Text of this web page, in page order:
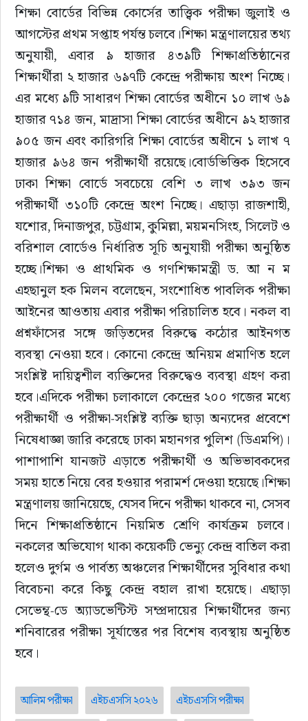
শিক্ষা বোর্ডের বিভিন্ন কোর্সের তাত্ত্বিক পরীক্ষা জুলাই ও
আগস্টের প্রথম সপ্তাহ পর্যন্ত চলবে।শিক্ষা মন্ত্রণালয়ের তথ্য
অনুযায়ী, এবার ৯ হাজার ৪৩৯টি শিক্ষাপ্রতিষ্ঠানের
শিক্ষার্থীরা ২ হাজার ৬৯৭টি কেন্দ্রে পরীক্ষায় অংশ নিচ্ছে।
এর মধ্যে ৯টি সাধারণ শিক্ষা বোর্ডের অধীনে ১০ লাখ ৬৯
হাজার ৭১৪ জন, মাদ্রাসা শিক্ষা বোর্ডের অধীনে ৯২ হাজার
৯০৫ জন এবং কারিগরি শিক্ষা বোর্ডের অধীনে ১ লাখ ৭
হাজার ৯৬৪ জন পরীক্ষার্থী রয়েছে।বোর্ডভিত্তিক হিসেবে
ঢাকা শিক্ষা বোর্ডে সবচেয়ে বেশি ৩ লাখ ৩৯৩ জন
পরীক্ষার্থী ৩১০টি কেন্দ্রে অংশ নিচ্ছে। এছাড়া রাজশাহী,
যশোর, দিনাজপুর, চট্টগ্রাম, কুমিল্লা, ময়মনসিংহ, সিলেট ও
বরিশাল বোর্ডেও নির্ধারিত সূচি অনুযায়ী পরীক্ষা অনুষ্ঠিত
হচ্ছে।শিক্ষা ও প্রাথমিক ও গণশিক্ষামন্ত্রী ড. আ ন ম
এহছানুল হক মিলন বলেছেন, সংশোধিত পাবলিক পরীক্ষা
আইনের আওতায় এবার পরীক্ষা পরিচালিত হবে। নকল বা
প্রশ্নফাঁসের সঙ্গে জড়িতদের বিরুদ্ধে কঠোর আইনগত
ব্যবস্থা নেওয়া হবে। কোনো কেন্দ্রে অনিয়ম প্রমাণিত হলে
সংশ্লিষ্ট দায়িত্বশীল ব্যক্তিদের বিরুদ্ধেও ব্যবস্থা গ্রহণ করা
হবে।এদিকে পরীক্ষা চলাকালে কেন্দ্রের ২০০ গজের মধ্যে
পরীক্ষার্থী ও পরীক্ষা-সংশ্লিষ্ট ব্যক্তি ছাড়া অন্যদের প্রবেশে
নিষেধাজ্ঞা জারি করেছে ঢাকা মহানগর পুলিশ (ডিএমপি)।
পাশাপাশি যানজট এড়াতে পরীক্ষার্থী ও অভিভাবকদের
সময় হাতে নিয়ে বের হওয়ার পরামর্শ দেওয়া হয়েছে।শিক্ষা
মন্ত্রণালয় জানিয়েছে, যেসব দিনে পরীক্ষা থাকবে না, সেসব
দিনে শিক্ষাপ্রতিষ্ঠানে নিয়মিত শ্রেণি কার্যক্রম চলবে।
নকলের অভিযোগ থাকা কয়েকটি ভেন্যু কেন্দ্র বাতিল করা
হলেও দুর্গম ও পার্বত্য অঞ্চলের শিক্ষার্থীদের সুবিধার কথা
বিবেচনা করে কিছু কেন্দ্র বহাল রাখা হয়েছে। এছাড়া
সেভেন্থ-ডে অ্যাডভেন্টিস্ট সম্প্রদায়ের শিক্ষার্থীদের জন্য
শনিবারের পরীক্ষা সূর্যাস্তের পর বিশেষ ব্যবস্থায় অনুষ্ঠিত
হবে।
আলিম পরীক্ষা এইচএসসি ২০২৬ এইচএসসি পরীক্ষা